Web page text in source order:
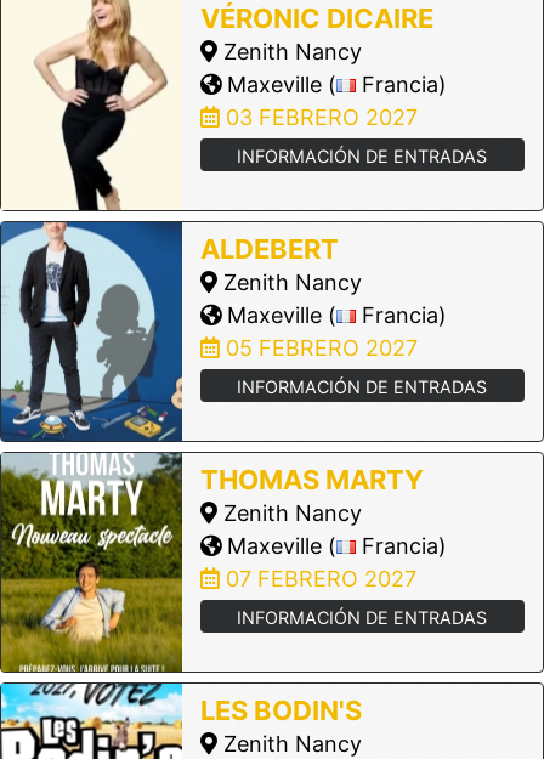
VÉRONIC DICAIRE
Zenith Nancy
Maxeville (
Francia)
03 FEBRERO 2027
INFORMACIÓN DE ENTRADAS
ALDEBERT
Zenith Nancy
Maxeville (
Francia)
05 FEBRERO 2027
INFORMACIÓN DE ENTRADAS
THOMAS MARTY
Zenith Nancy
Maxeville (
Francia)
07 FEBRERO 2027
INFORMACIÓN DE ENTRADAS
LES BODIN'S
Zenith Nancy